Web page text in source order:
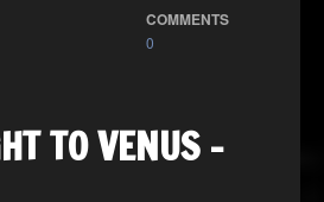
COMMENTS
0
TO VENUS –